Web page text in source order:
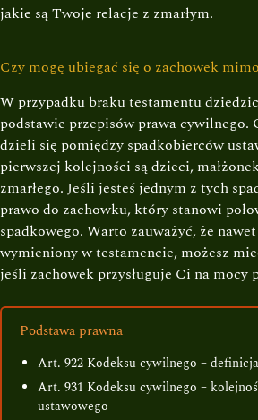
jakie są Twoje relacje z zmarłym.
Czy mogę ubiegać się o zachowek
W przypadku braku testamentu
podstawie przepisów prawa cywilnego.
dzieli się pomiędzy spadkobierców
pierwszej kolejności są dzieci,
zmarłego. Jeśli jesteś jednym z tych
prawo do zachowku, który stanowi
spadkowego. Warto zauważyć, że
wymieniony w testamencie, możesz
jeśli zachowek przysługuje Ci na mocy
Podstawa prawna
Art. 922 Kodeksu cywilnego –
Art. 931 Kodeksu cywilnego –
ustawowego